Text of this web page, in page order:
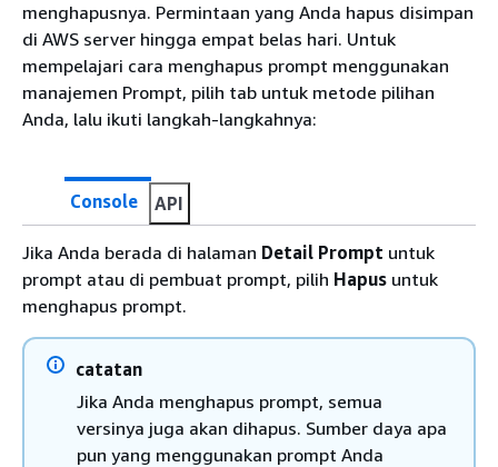
menghapusnya. Permintaan yang Anda hapus disimpan
di AWS server hingga empat belas hari. Untuk
mempelajari cara menghapus prompt menggunakan
manajemen Prompt, pilih tab untuk metode pilihan
Anda, lalu ikuti langkah-langkahnya:
Console API
Jika Anda berada di halaman Detail Prompt untuk
prompt atau di pembuat prompt, pilih Hapus untuk
menghapus prompt.
catatan
Jika Anda menghapus prompt, semua
versinya juga akan dihapus. Sumber daya apa
pun yang menggunakan prompt Anda